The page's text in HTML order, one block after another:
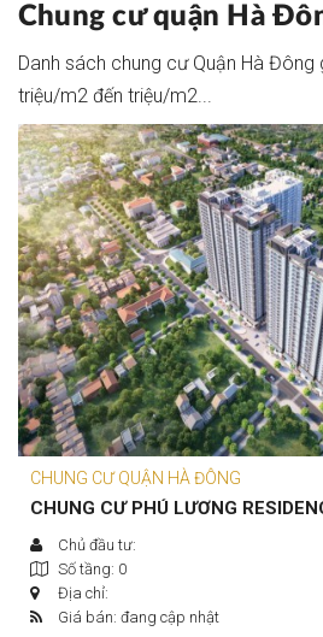
Chung cưquận Hà
Danh sách chung cư Quận Hà
triệu/m2 đến triệu/m2...
CHUNG CƯ QUẬN HÀ ĐÔNG
CHUNG CƯ PHÚ LƯƠNG
Chủ đầu tư:
Số tầng: 0
Địa chỉ:
Giá bán: đang cập nhật